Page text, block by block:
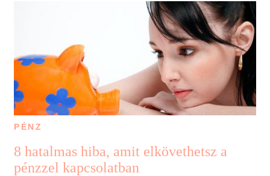
PÉNZ
8 hatalmas hiba, amit elkövethetsz a
pénzzel kapcsolatban